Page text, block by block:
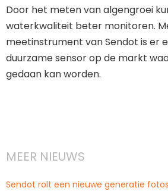
Door het meten van algengroei
waterkwaliteit beter monitoren.
meetinstrument van Sendot is er
duurzame sensor op de markt
gedaan kan worden.
MEER NIEUWS
Sendot rolt een nieuwe generatie